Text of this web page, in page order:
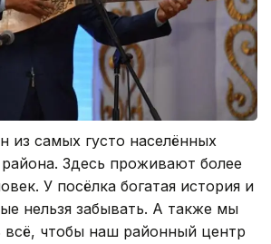
из самых густо населённых
Здесь проживают более
У посёлка богатая история и
нельзя забывать. А также мы
чтобы наш районный центр